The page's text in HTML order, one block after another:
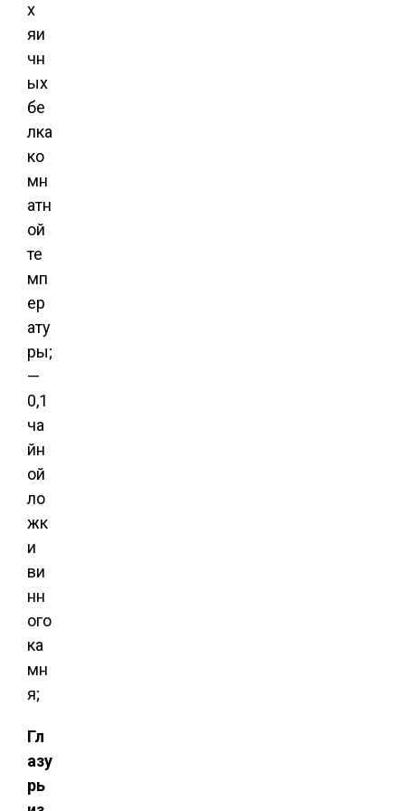
х
яи
чн
ых
бе
лка
ко
мн
атн
ой
те
мп
ер
ату
ры;
—
0,1
ча
йн
ой
ло
жк
и
ви
нн
ого
ка
мн
я;
Гл
азу
рь